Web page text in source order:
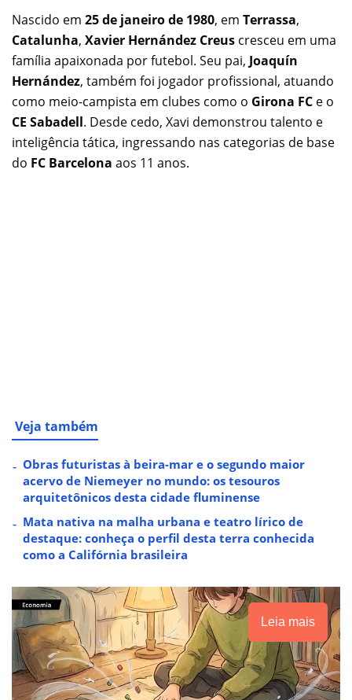
Nascido em 25 de janeiro de 1980, em Terrassa,
Catalunha, Xavier Hernández Creus cresceu em uma
família apaixonada por futebol. Seu pai, Joaquín
Hernández, também foi jogador profissional, atuando
como meio-campista em clubes como o Girona FC e o
CE Sabadell. Desde cedo, Xavi demonstrou talento e
inteligência tática, ingressando nas categorias de base
do FC Barcelona aos 11 anos.
Veja também
Obras futuristas à beira-mar e o segundo maior
acervo de Niemeyer no mundo: os tesouros
arquitetônicos desta cidade fluminense
Mata nativa na malha urbana e teatro lírico de
destaque: conheça o perfil desta terra conhecida
como a Califórnia brasileira
Leia mais